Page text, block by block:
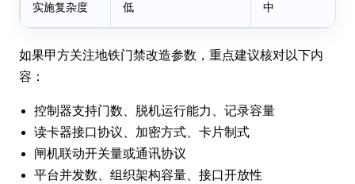
实施复杂度 低 中
如果甲方关注地铁门禁改造参数，重点建议核对以下内
容：
控制器支持门数、脱机运行能力、记录容量
读卡器接口协议、加密方式、卡片制式
闸机联动开关量或通讯协议
平台并发数、组织架构容量、接口开放性